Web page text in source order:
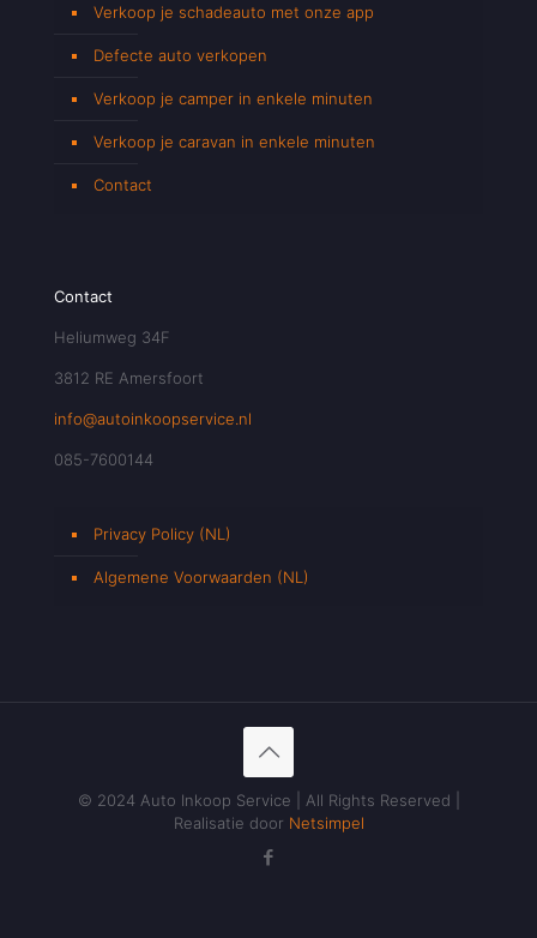
Verkoop je schadeauto met onze app
Defecte auto verkopen
Verkoop je camper in enkele minuten
Verkoop je caravan in enkele minuten
Contact
Contact
Heliumweg 34F
3812 RE Amersfoort
info@autoinkoopservice.nl
085-7600144
Privacy Policy (NL)
Algemene Voorwaarden (NL)
© 2024 Auto Inkoop Service | All Rights Reserved |
Realisatie door Netsimpel